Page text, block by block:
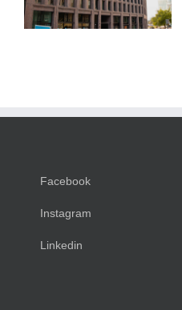
Facebook
Instagram
Linkedin